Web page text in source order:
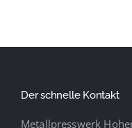
Der schnelle Kontakt
Metallpresswerk